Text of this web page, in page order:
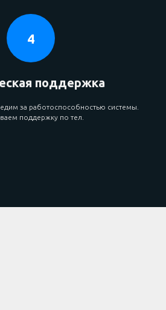
поддержка
за работоспособностью системы.
поддержку по тел.